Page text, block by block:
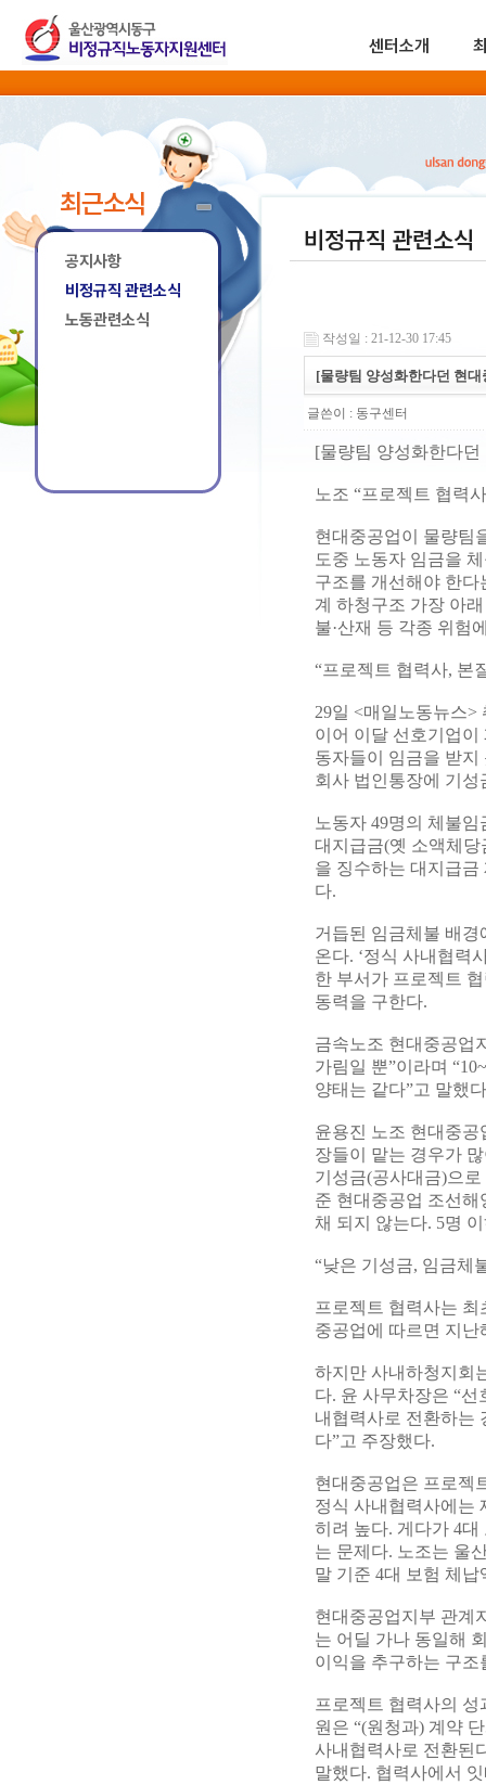
센터소개
최근소식
공지사항
비정규직 관련소식
노동관련소식
비정규직 관련소식
작성일 : 21-12-30 17:45
[물량팀 양성화한다던 현
글쓴이 : 동구센터
[물량팀 양성화한다
노조 “프로젝트 협력
현대중공업이 물량팀
도중 노동자 임금을
구조를 개선해야 한
계 하청구조 가장 아
불·산재 등 각종 위험
“프로젝트 협력사, 본
29일 <매일노동뉴스
이어 이달 선호기업
동자들이 임금을 받
회사 법인통장에 기
노동자 49명의 체불
대지급금(옛 소액체
을 징수하는 대지급
다.
거듭된 임금체불 배
온다. ‘정식 사내협력
한 부서가 프로젝트
동력을 구한다.
금속노조 현대중공업
가림일 뿐”이라며
양태는 같다”고 말했
윤용진 노조 현대중
장들이 맡는 경우가
기성금(공사대금)으
준 현대중공업 조선
채 되지 않는다. 5명
“낮은 기성금, 임금체
프로젝트 협력사는
중공업에 따르면 지
하지만 사내하청지회
다. 윤 사무차장은 “
내협력사로 전환하는
다”고 주장했다.
현대중공업은 프로젝
정식 사내협력사에는
히려 높다. 게다가 4
는 문제다. 노조는 울
말 기준 4대 보험 체
현대중공업지부 관계
는 어딜 가나 동일해
이익을 추구하는 구조
프로젝트 협력사의
원은 “(원청과) 계약
사내협력사로 전환된
말했다. 협력사에서